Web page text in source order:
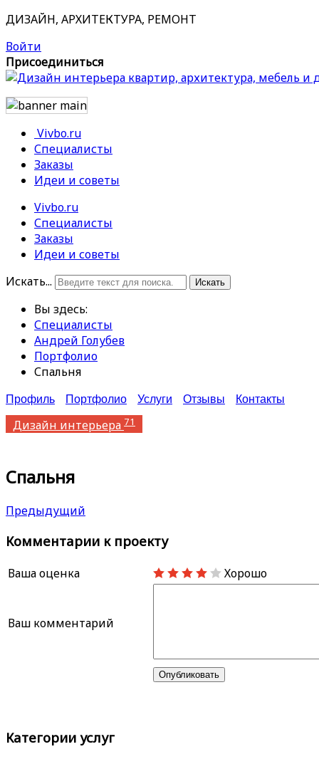
ДИЗАЙН, АРХИТЕКТУРА, РЕМОНТ
Войти
Присоединиться
Vivbo.ru
Специалисты
Заказы
Идеи и советы
Vivbo.ru
Специалисты
Заказы
Идеи и советы
Искать...
Искать
Вы здесь:
Специалисты
Андрей Голубев
Портфолио
Спальня
Профиль Портфолио Услуги Отзывы Контакты
Дизайн интерьера 71
Спальня
Предыдущий
Комментарии к проекту
Ваша оценка Хорошо
Ваш комментарий
Категории услуг